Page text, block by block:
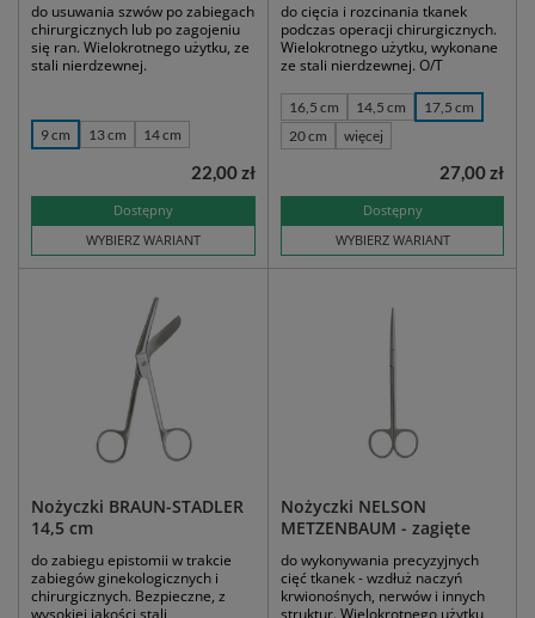
do usuwania szwów po zabiegach
chirurgicznych lub po zagojeniu
się ran. Wielokrotnego użytku, ze
stali nierdzewnej.
9 cm 13 cm 14 cm
Dostępny
WYBIERZ WARIANT
22,00 zł
do cięcia i rozcinania tkanek
podczas operacji chirurgicznych.
Wielokrotnego użytku, wykonane
ze stali nierdzewnej. O/T
16,5 cm 14,5 cm
17,5 cm
20 cm
więcej
Dostępny
WYBIERZ WARIANT
27,00 zł
Nożyczki BRAUN-STADLER
14,5 cm
do zabiegu epistomii w trakcie
zabiegów ginekologicznych i
chirurgicznych. Bezpieczne, z
Nożyczki NELSON
METZENBAUM - zagięte
do wykonywania precyzyjnych
cięć tkanek - wzdłuż naczyń
krwionośnych, nerwów i innych